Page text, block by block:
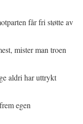
får fri støtte av
mister man troen
aldri har uttrykt
egen